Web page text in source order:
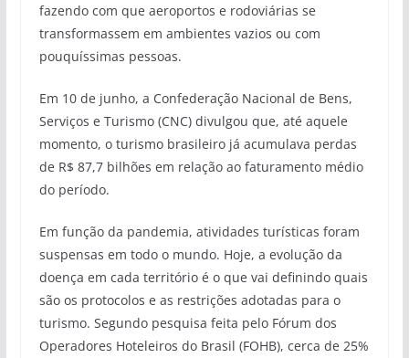
fazendo com que aeroportos e rodoviárias se
transformassem em ambientes vazios ou com
pouquíssimas pessoas.
Em 10 de junho, a Confederação Nacional de Bens,
Serviços e Turismo (CNC) divulgou que, até aquele
momento, o turismo brasileiro já acumulava perdas
de R$ 87,7 bilhões em relação ao faturamento médio
do período.
Em função da pandemia, atividades turísticas foram
suspensas em todo o mundo. Hoje, a evolução da
doença em cada território é o que vai definindo quais
são os protocolos e as restrições adotadas para o
turismo. Segundo pesquisa feita pelo Fórum dos
Operadores Hoteleiros do Brasil (FOHB), cerca de 25%